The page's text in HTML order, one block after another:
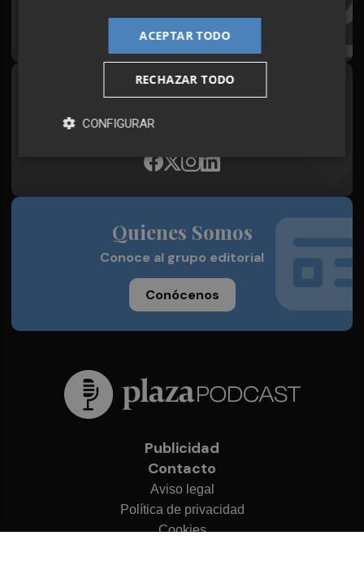
Síguenos en redes
Plaza Podcast, desde cualquier medio
Quienes Somos
Conoce al grupo editorial
Conócenos
Publicidad
Contacto
Aviso legal
Política de privacidad
Cookies
ACEPTAR TODO
RECHAZAR TODO
CONFIGURAR